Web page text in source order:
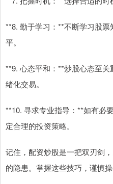
**8. 勤于学习：**不断学习股
平。
**9. 心态平和：**炒股心态至
绪化交易。
**10. 寻求专业指导：**如有必
定合理的投资策略。
记住，配资炒股是一把双刃剑
的隐患。掌握这些技巧，谨慎